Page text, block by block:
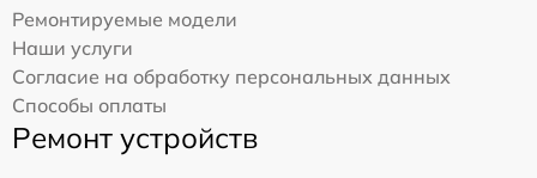
Ремонтируемые модели
Наши услуги
Согласие на обработку персональных данных
Способы оплаты
Ремонт устройств